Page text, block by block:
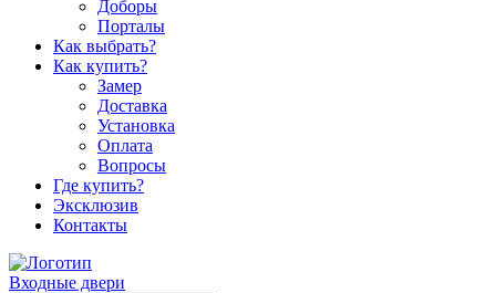
Доборы
Порталы
Как выбрать?
Как купить?
Замер
Доставка
Установка
Оплата
Вопросы
Где купить?
Эксклюзив
Контакты
Входные двери